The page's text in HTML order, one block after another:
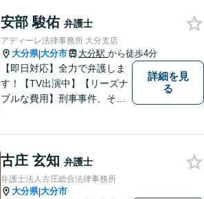
安部 駿佑 弁護士
アディーレ法律事務所 大分支店
大分県|大分市 大分駅 から徒歩4分
【即日対応】全力で弁護しま
す！【TV出演中】【リーズナ
ブルな費用】刑事事件、その
分駅４分】
詳細を見
る
古庄 玄知 弁護士
弁護士法人古庄総合法律事務所
大分県|大分市